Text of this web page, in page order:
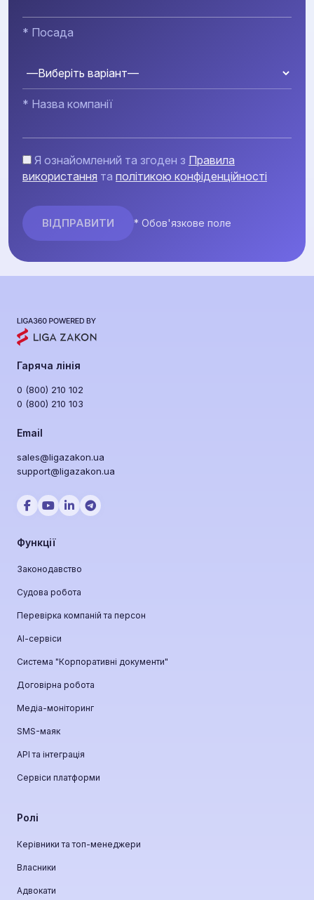
* Посада
* Назва компанії
Я ознайомлений та згоден з Правила
використання та політикою конфіденційності
* Обов'язкове поле
Гаряча лінія
0 (800) 210 102
0 (800) 210 103
Email
sales@ligazakon.ua
support@ligazakon.ua
Функції
Законодавство
Судова робота
Перевірка компаній та персон
АІ-сервіси
Система "Корпоративні документи"
Договірна робота
Медіа-моніторинг
SMS-маяк
API та інтеграція
Сервіси платформи
Ролі
Керівники та топ-менеджери
Власники
Адвокати